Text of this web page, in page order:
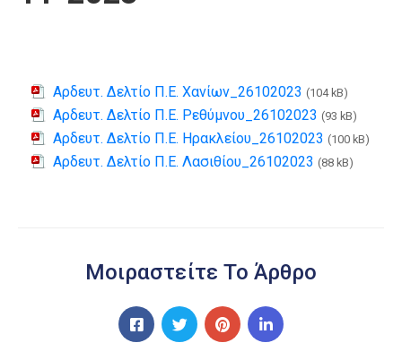
Αρδευτ. Δελτίο Π.Ε. Χανίων_26102023 (104 kB)
Αρδευτ. Δελτίο Π.Ε. Ρεθύμνου_26102023 (93 kB)
Αρδευτ. Δελτίο Π.Ε. Ηρακλείου_26102023 (100 kB)
Αρδευτ. Δελτίο Π.Ε. Λασιθίου_26102023 (88 kB)
Μοιραστείτε Το Άρθρο